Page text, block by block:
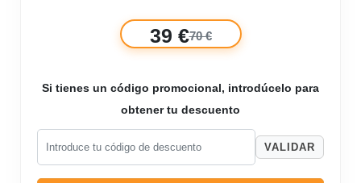
39 €70 €
Si tienes un código promocional, introdúcelo para
obtener tu descuento
VALIDAR